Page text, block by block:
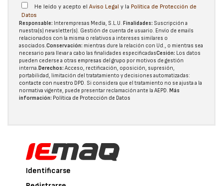
He leído y acepto el Aviso Legal y la Política de Protección de
Datos
Responsable: Interempresas Media, S.L.U. Finalidades: Suscripción a
nuestra(s) newsletter(s). Gestión de cuenta de usuario. Envío de emails
relacionados con la misma o relativos a intereses similares o
asociados.Conservación: mientras dure la relación con Ud., o mientras sea
necesario para llevar a cabo las finalidades especificadasCesión: Los datos
pueden cederse a otras empresas del grupo por motivos de gestión
interna.Derechos: Acceso, rectificación, oposición, supresión,
portabilidad, limitación del tratatamiento y decisiones automatizadas:
contacte con nuestro DPD. Si considera que el tratamiento no se ajusta a la
normativa vigente, puede presentar reclamación ante la AEPD. Más
información: Política de Protección de Datos
Identificarse